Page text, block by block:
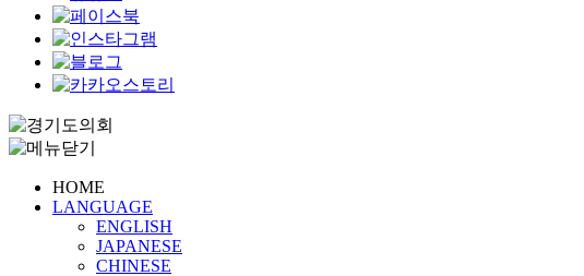
HOME
LANGUAGE
ENGLISH
JAPANESE
CHINESE